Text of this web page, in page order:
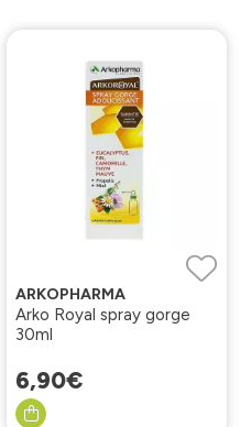
ARKOPHARMA
Arko Royal spray gorge
30ml
6,90€